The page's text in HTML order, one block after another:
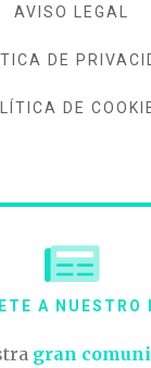
AVISO LEGAL
DE
DE
A NUESTRO
gran